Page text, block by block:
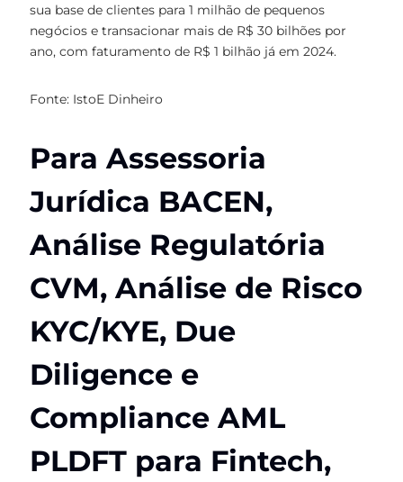
sua base de clientes para 1 milhão de pequenos
negócios e transacionar mais de R$ 30 bilhões por
ano, com faturamento de R$ 1 bilhão já em 2024.
Fonte: IstoE Dinheiro
Para Assessoria
Jurídica BACEN,
Análise Regulatória
CVM, Análise de Risco
KYC/KYE, Due
Diligence e
Compliance AML
PLDFT para Fintech,